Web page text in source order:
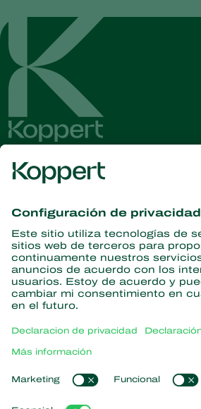
información
Suscríbase aquí
Partners with Nature
Avispas parasitoides
Nematodos benéficos
Microorganismos benéficos
Acerca de Koppert
Noticias e información
Trabajar en Koppert
Enlaces populares